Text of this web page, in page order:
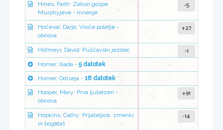
Hines, Faith: Zakon gospe
Murphyjeve - mnenje
-5
Hočevar, Darja: Vroče poletje -
obnova
+27
Hofmeyr, David: Puščavski jezdec -1
Homer: Iliada - 5 datotek
Homer: Odiseja - 18 datotek
Hooper, Mary: Prva ljubezen -
obnova
+91
Hopkins, Cathy: Prijateljice, zmenki
in bogataš
-14